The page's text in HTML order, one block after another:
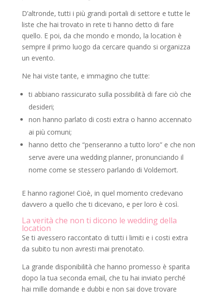
D’altronde, tutti i più grandi portali di settore e tutte le
liste che hai trovato in rete ti hanno detto di fare
quello. E poi, da che mondo e mondo, la location è
sempre il primo luogo da cercare quando si organizza
un evento.
Ne hai viste tante, e immagino che tutte:
ti abbiano rassicurato sulla possibilità di fare ciò che
desideri;
non hanno parlato di costi extra o hanno accennato
ai più comuni;
hanno detto che “penseranno a tutto loro” e che non
serve avere una wedding planner, pronunciando il
nome come se stessero parlando di Voldemort.
E hanno ragione! Cioè, in quel momento credevano
davvero a quello che ti dicevano, e per loro è così.
La verità che non ti dicono le wedding della
location
Se ti avessero raccontato di tutti i limiti e i costi extra
da subito tu non avresti mai prenotato.
La grande disponibilità che hanno promesso è sparita
dopo la tua seconda email, che tu hai inviato perché
hai mille domande e dubbi e non sai dove trovare